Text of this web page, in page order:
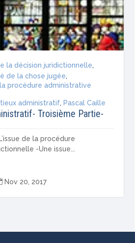
la décision juridictionnelle,
de la chose jugée,
procédure administrative
administratif, Pascal Caille
Troisième Partie-
de la procédure
-Une issue...
Nov 20, 2017